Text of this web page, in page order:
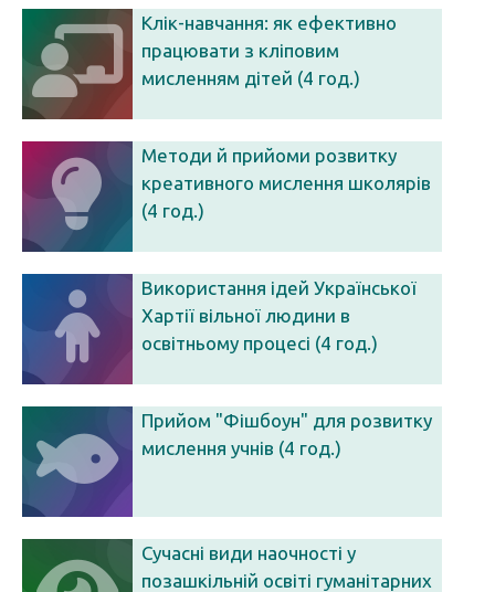
Клік-навчання: як ефективно
працювати з кліповим
мисленням дітей (4 год.)
Методи й прийоми розвитку
креативного мислення школярів
(4 год.)
Використання ідей Української
Хартії вільної людини в
освітньому процесі (4 год.)
Прийом "Фішбоун" для розвитку
мислення учнів (4 год.)
Сучасні види наочності у
позашкільній освіті гуманітарних